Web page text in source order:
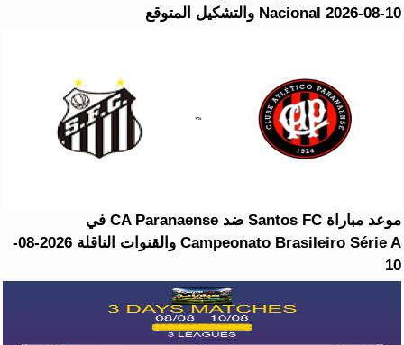
Nacional 2026-08-10 والتشكيل المتوقع
موعد مباراة Santos FC ضد CA Paranaense في
Campeonato Brasileiro Série A والقنوات الناقلة 2026-08-
10